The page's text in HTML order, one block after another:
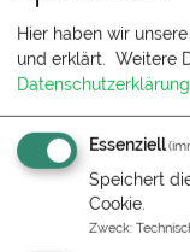
Hier haben wir
und erklärt. Weitere
Datenschutzerklärung
Essenziell
Speichert
Cookie.
Zweck: